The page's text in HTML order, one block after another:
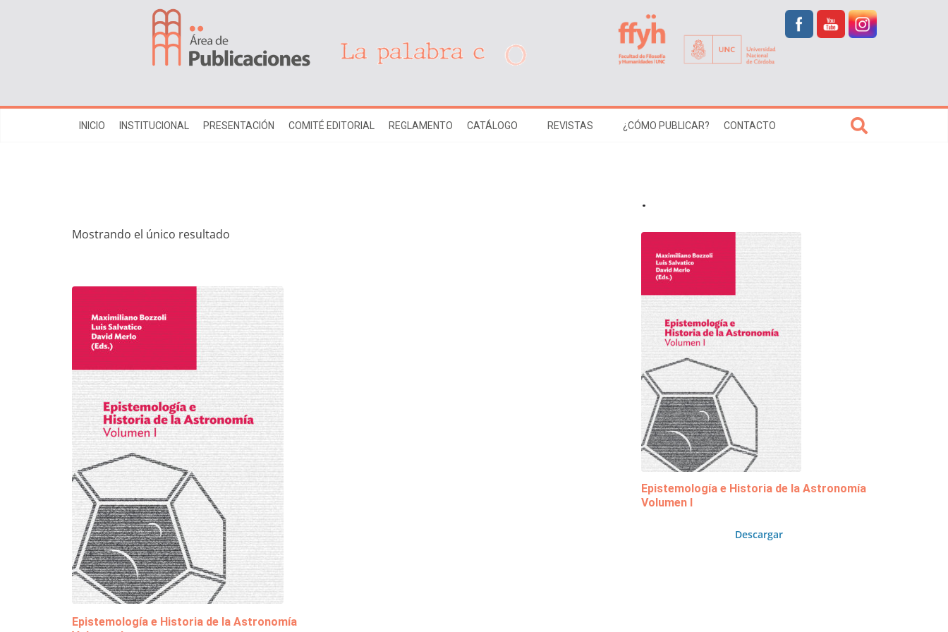
INICIO INSTITUCIONAL PRESENTACIÓN COMITÉ EDITORIAL REGLAMENTO CATÁLOGO REVISTAS ¿CÓMO PUBLICAR? CONTACTO
Mostrando el único resultado
Epistemología e Historia de la Astronomía
.
Epistemología e Historia de la Astronomía
Volumen I
Descargar